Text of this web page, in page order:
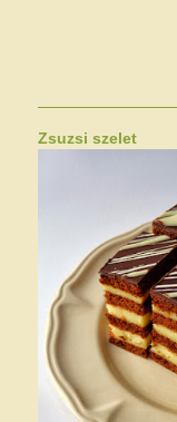
Zsuzsi szelet